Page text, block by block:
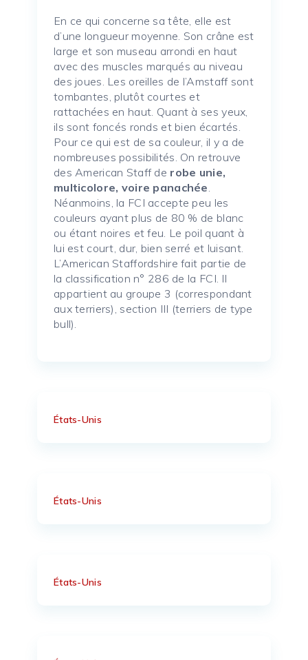
En ce qui concerne sa tête, elle est
d’une longueur moyenne. Son crâne est
large et son museau arrondi en haut
avec des muscles marqués au niveau
des joues. Les oreilles de l’Amstaff sont
tombantes, plutôt courtes et
rattachées en haut. Quant à ses yeux,
ils sont foncés ronds et bien écartés.
Pour ce qui est de sa couleur, il y a de
nombreuses possibilités. On retrouve
des American Staff de robe unie,
multicolore, voire panachée.
Néanmoins, la FCI accepte peu les
couleurs ayant plus de 80 % de blanc
ou étant noires et feu. Le poil quant à
lui est court, dur, bien serré et luisant.
L’American Staffordshire fait partie de
la classification n° 286 de la FCI. Il
appartient au groupe 3 (correspondant
aux terriers), section III (terriers de type
bull).
États-Unis
États-Unis
États-Unis